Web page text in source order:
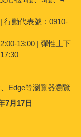
資訊安全政策
心樓1樓、3樓、4
13:00 | 彈性上下